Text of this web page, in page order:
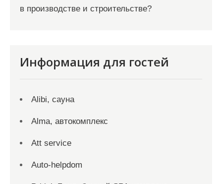
в производстве и строительстве?
Информация для гостей
Alibi, сауна
Alma, автокомплекс
Att service
Auto-helpdom